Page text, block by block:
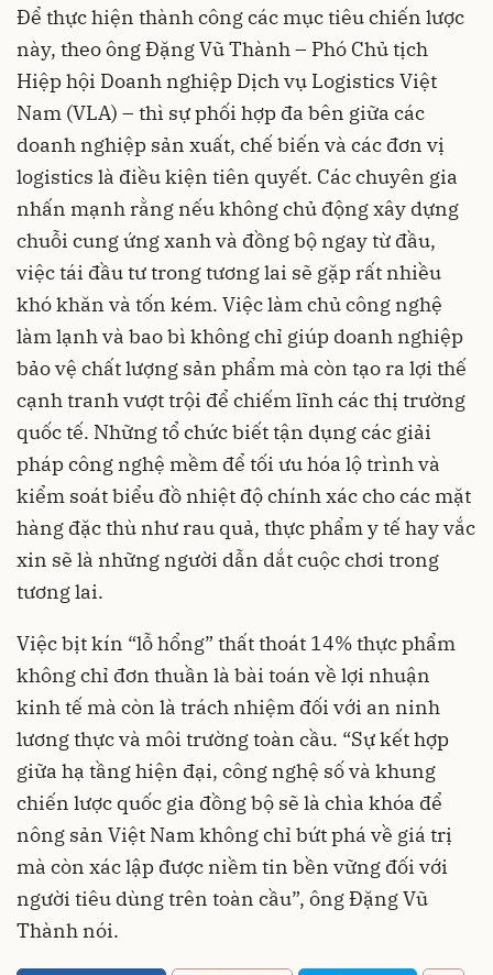
Để thực hiện thành công các mục tiêu chiến lược
này, theo ông Đặng Vũ Thành – Phó Chủ tịch
Hiệp hội Doanh nghiệp Dịch vụ Logistics Việt
Nam (VLA) – thì sự phối hợp đa bên giữa các
doanh nghiệp sản xuất, chế biến và các đơn vị
logistics là điều kiện tiên quyết. Các chuyên gia
nhấn mạnh rằng nếu không chủ động xây dựng
chuỗi cung ứng xanh và đồng bộ ngay từ đầu,
việc tái đầu tư trong tương lai sẽ gặp rất nhiều
khó khăn và tốn kém. Việc làm chủ công nghệ
làm lạnh và bao bì không chỉ giúp doanh nghiệp
bảo vệ chất lượng sản phẩm mà còn tạo ra lợi thế
cạnh tranh vượt trội để chiếm lĩnh các thị trường
quốc tế. Những tổ chức biết tận dụng các giải
pháp công nghệ mềm để tối ưu hóa lộ trình và
kiểm soát biểu đồ nhiệt độ chính xác cho các mặt
hàng đặc thù như rau quả, thực phẩm y tế hay vắc
xin sẽ là những người dẫn dắt cuộc chơi trong
tương lai.
Việc bịt kín “lỗ hổng” thất thoát 14% thực phẩm
không chỉ đơn thuần là bài toán về lợi nhuận
kinh tế mà còn là trách nhiệm đối với an ninh
lương thực và môi trường toàn cầu. “Sự kết hợp
giữa hạ tầng hiện đại, công nghệ số và khung
chiến lược quốc gia đồng bộ sẽ là chìa khóa để
nông sản Việt Nam không chỉ bứt phá về giá trị
mà còn xác lập được niềm tin bền vững đối với
người tiêu dùng trên toàn cầu”, ông Đặng Vũ
Thành nói.